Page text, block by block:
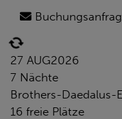
27 AUG2026
7 Nächte
Brothers-Daedalus-
16 freie Plätze